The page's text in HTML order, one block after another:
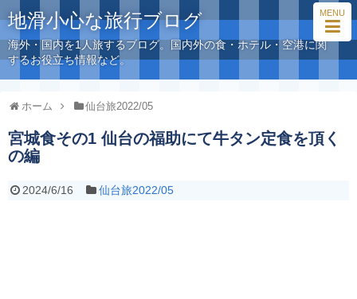
MENU
地滑小心な旅行ブログ
海外・国内を1人旅するブログ。国内外の食・ホテル・空港に関
するお役立ち情報など。
ホーム 仙台旅2022/05
宮城食その1 仙台の福助にて牛タン定食を頂く
の編
2024/6/16 仙台旅2022/05